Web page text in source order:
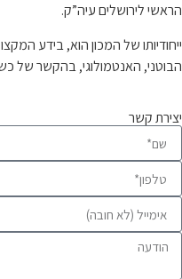
הראשי לירושלים עיה”ק.
ייחודיותו של המכון הוא, בידע
הבוטני, האנטמולוגי, בהקשר של
יצירת קשר